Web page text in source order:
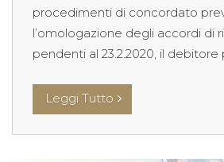
procedimenti di concordato
l’omologazione degli accordi di
pendenti al 23.2.2020, il debitore
Leggi Tutto